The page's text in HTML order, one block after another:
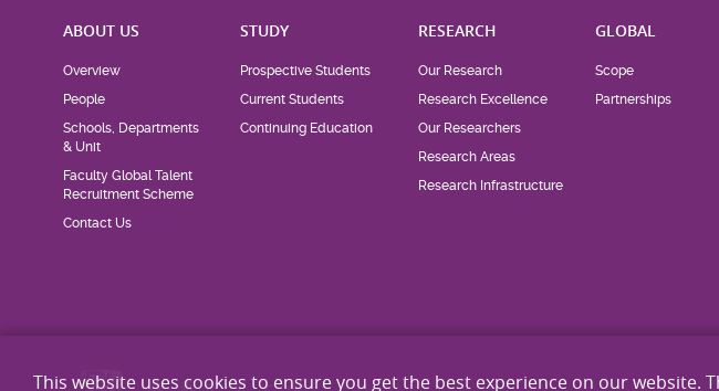
ABOUT US
Overview
People
Schools, Departments
& Unit
Faculty Global Talent
Recruitment Scheme
Contact Us
STUDY
Prospective Students
Current Students
Continuing Education
RESEARCH
Our Research
Research Excellence
Our Researchers
Research Areas
Research Infrastructure
GLOBAL
Scope
Partnerships
This website uses cookies to ensure you get the best experience on our website.